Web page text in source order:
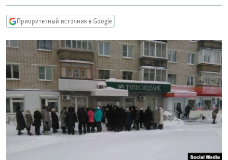
Вернутся
поиску
КАВКАЗ.РЕАЛИИ
СЕВЕР.РЕАЛИИ
СИБИРЬ.РЕАЛИИ
РАСПИСАНИЕ ВЕЩАНИЯ
ПОДПИШИТЕСЬ НА РАССЫЛКУ
СОЦИАЛЬНЫЕ СЕТИ
Приоритетный источник в Google